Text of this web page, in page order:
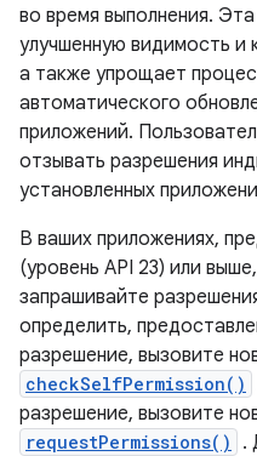
во время выполнения.
улучшенную видимость и
а также упрощает
автоматического
приложений.
отзывать разрешения
установленных
В ваших приложениях,
(уровень API 23) или
запрашивайте
определить,
разрешение, вызовите
checkSelfPermission()
разрешение, вызовите
requestPermissions()
.